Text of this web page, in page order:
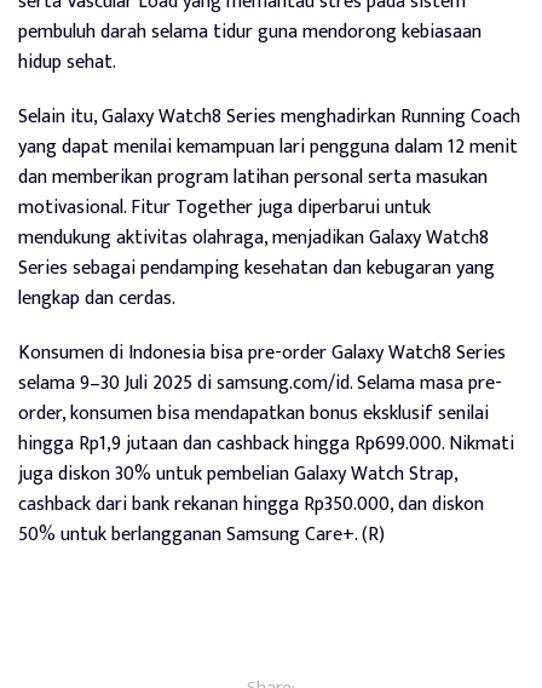
pembuluh darah selama tidur guna mendorong kebiasaan
hidup sehat.
Selain itu, Galaxy Watch8 Series menghadirkan Running Coach
yang dapat menilai kemampuan lari pengguna dalam 12 menit
dan memberikan program latihan personal serta masukan
motivasional. Fitur Together juga diperbarui untuk
mendukung aktivitas olahraga, menjadikan Galaxy Watch8
Series sebagai pendamping kesehatan dan kebugaran yang
lengkap dan cerdas.
Konsumen di Indonesia bisa pre-order Galaxy Watch8 Series
selama 9–30 Juli 2025 di samsung.com/id. Selama masa pre-
order, konsumen bisa mendapatkan bonus eksklusif senilai
hingga Rp1,9 jutaan dan cashback hingga Rp699.000. Nikmati
juga diskon 30% untuk pembelian Galaxy Watch Strap,
cashback dari bank rekanan hingga Rp350.000, dan diskon
50% untuk berlangganan Samsung Care+. (R)